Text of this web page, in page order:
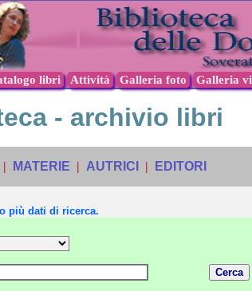
libri Attività Galleria foto Galleria
- archivio libri
| MATERIE | AUTRICI | EDITORI
più dati di ricerca.